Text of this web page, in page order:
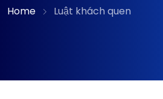
Home Luật khách quen